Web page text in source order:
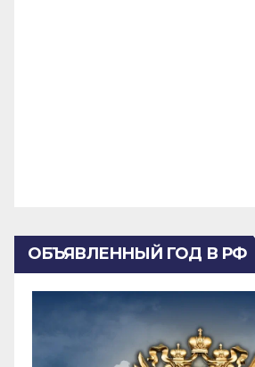
ОБЪЯВЛЕННЫЙ ГОД В РФ